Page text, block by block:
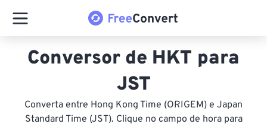
Conversor de HKT para
JST
Converta entre Hong Kong Time (ORIGEM) e Japan
Standard Time (JST). Clique no campo de hora para